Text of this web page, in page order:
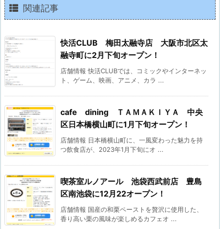
関連記事
快活CLUB 梅田太融寺店 大阪市北区太
融寺町に2月下旬オープン！
店舗情報 快活CLUBでは、コミックやインターネッ
ト、ゲーム、映画、アニメ、カラ ...
cafe dining ＴＡＭＡＫＩＹＡ 中央
区日本橋横山町に1月下旬オープン！
店舗情報 日本橋横山町に、一風変わった魅力を持
つ飲食店が、2023年1月下旬にオ ...
喫茶室ルノアール 池袋西武前店 豊島
区南池袋に12月22オープン！
店舗情報 国産の和栗ペーストを贅沢に使用した、
香り高い栗の風味が楽しめるカフェオ ...